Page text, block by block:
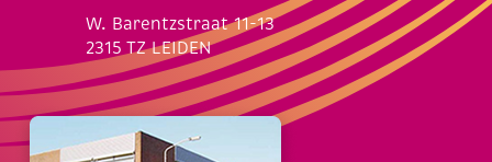
W. Barentzstraat 11-13
2315 TZ LEIDEN